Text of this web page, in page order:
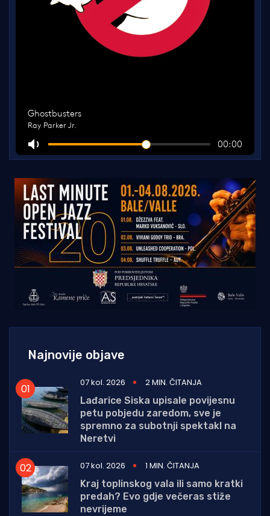
Najnovije objave
07 kol. 2026
2 MIN. ČITANJA
Lađarice Siska upisale povijesnu
petu pobjedu zaredom, sve je
spremno za subotnji spektakl na
Neretvi
07 kol. 2026
1 MIN. ČITANJA
Kraj toplinskog vala ili samo kratki
predah? Evo gdje večeras stiže
nevrijeme